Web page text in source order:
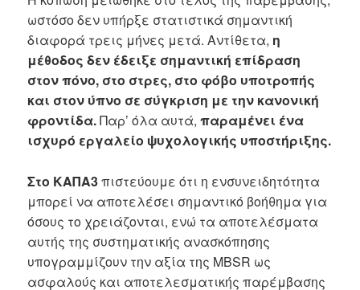
ωστόσο δεν υπήρξε στατιστικά σημαντική
διαφορά τρεις μήνες μετά. Αντίθετα, η
μέθοδος δεν έδειξε σημαντική επίδραση
στον πόνο, στο στρες, στο φόβο υποτροπής
και στον ύπνο σε σύγκριση με την κανονική
φροντίδα.Παρ’ όλα αυτά,παραμένει ένα
ισχυρό εργαλείο ψυχολογικής υποστήριξης.
Στο ΚΑΠΑ3πιστεύουμε ότι η ενσυνειδητότητα
μπορεί να αποτελέσει σημαντικό βοήθημα για
όσους το χρειάζονται, ενώ τα αποτελέσματα
αυτής της συστηματικής ανασκόπησης
υπογραμμίζουν την αξία της MBSR ως
ασφαλούς και αποτελεσματικής παρέμβασης